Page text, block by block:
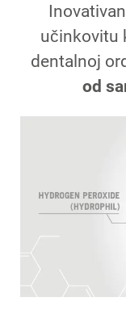
učinkovitu
dentalnoj
od